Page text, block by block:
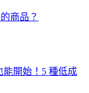
商品？
能開始！5 種低成